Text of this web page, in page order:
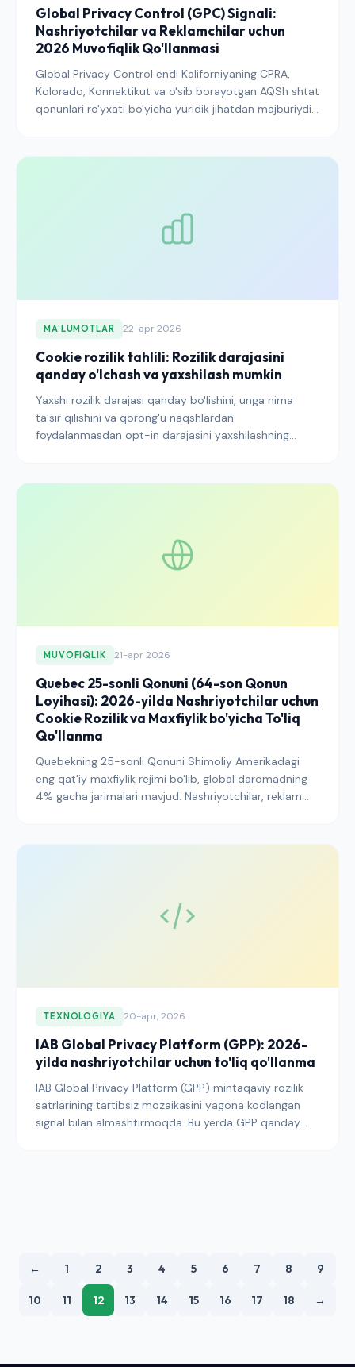
Global Privacy Control (GPC) Signali:
Nashriyotchilar va Reklamchilar uchun
2026 Muvofiqlik Qo'llanmasi
Global Privacy Control endi Kaliforniyaning CPRA,
Kolorado, Konnektikut va o'sib borayotgan AQSh shtat
qonunlari ro'yxati bo'yicha yuridik jihatdan majburiydir.
o'zgartirishlari kerakligi haqida to'liq ma'lumot.
MA'LUMOTLAR 22-apr 2026
Cookie rozilik tahlili: Rozilik darajasini
qanday o'lchash va yaxshilash mumkin
Yaxshi rozilik darajasi qanday bo'lishini, unga nima
ta'sir qilishini va qorong'u naqshlardan
foydalanmasdan opt-in darajasini yaxshilashning
MUVOFIQLIK 21-apr 2026
Quebec 25-sonli Qonuni (64-son Qonun
Loyihasi): 2026-yilda Nashriyotchilar uchun
Cookie Rozilik va Maxfiylik bo'yicha To'liq
Qo'llanma
Quebekning 25-sonli Qonuni Shimoliy Amerikadagi
eng qat'iy maxfiylik rejimi bo'lib, global daromadning
4% gacha jarimalari mavjud. Nashriyotchilar, reklam
chegaralararo o'tkazma nazoratini qanday joriy
TEXNOLOGIYA 20-apr, 2026
IAB Global Privacy Platform (GPP): 2026-
yilda nashriyotchilar uchun to'liq qo'llanma
IAB Global Privacy Platform (GPP) mintaqaviy rozilik
satrlarining tartibsiz mozaikasini yagona kodlangan
signal bilan almashtirmoqda. Bu yerda GPP qanday
← 1 2 3 4 5 6 7 8 9
10 11 12 13 14 15 16 17 18 →